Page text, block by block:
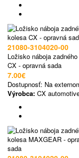
21080-3104020-00
Ložisko náboja
CX - opravná sada
7.00€
Dostupnosť: Na
Výrobca: CX